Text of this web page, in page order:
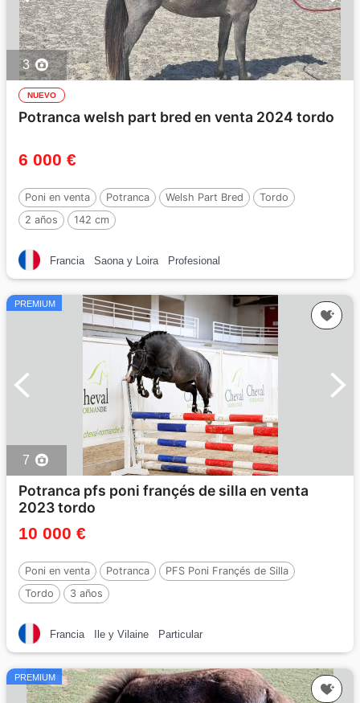
3
NUEVO
Potranca welsh part bred en venta 2024 tordo
6 000 €
Poni en venta Potranca Welsh Part Bred
Tordo
2 años
142 cm
Francia Saona y Loira Profesional
PREMIUM
7
Potranca pfs poni françés de silla en venta
2023 tordo
10 000 €
Poni en venta Potranca
PFS Poni Françés de Silla
Tordo
3 años
Francia Ile y Vilaine Particular
PREMIUM